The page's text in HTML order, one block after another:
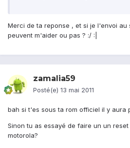
Merci de ta reponse , et si je l'envoi au
peuvent m'aider ou pas ? :/ :|
zamalia59
Posté(e) 13 mai 2011
bah si t'es sous ta rom officiel il y aura
Sinon tu as essayé de faire un un
motorola?